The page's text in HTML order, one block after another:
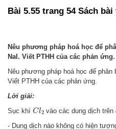
Bài 5.55 trang 54 Sách
Nêu phương pháp hoá học để
NaI. Viết PTHH của các phản ứng.
Nêu phương pháp hoá học để
Viết PTHH của các phản ứng.
Lời giải:
Sục khí Cl2
Cl2
vào các dung dịch
- Dung dịch nào không có hiện